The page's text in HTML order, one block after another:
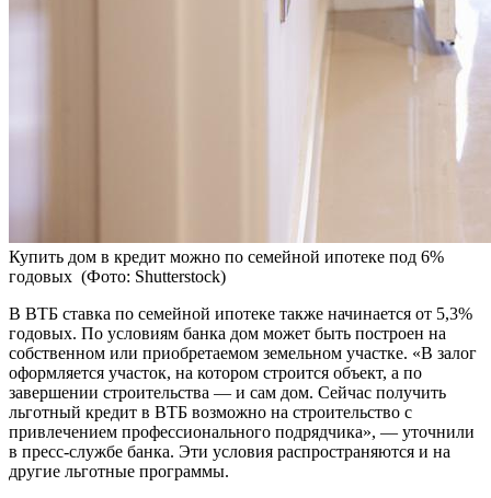
Купить дом в кредит можно по семейной ипотеке под 6%
годовых (Фото: Shutterstock)
В ВТБ ставка по семейной ипотеке также начинается от 5,3%
годовых. По условиям банка дом может быть построен на
собственном или приобретаемом земельном участке. «В залог
оформляется участок, на котором строится объект, а по
завершении строительства — и сам дом. Сейчас получить
льготный кредит в ВТБ возможно на строительство с
привлечением профессионального подрядчика», — уточнили
в пресс-службе банка. Эти условия распространяются и на
другие льготные программы.